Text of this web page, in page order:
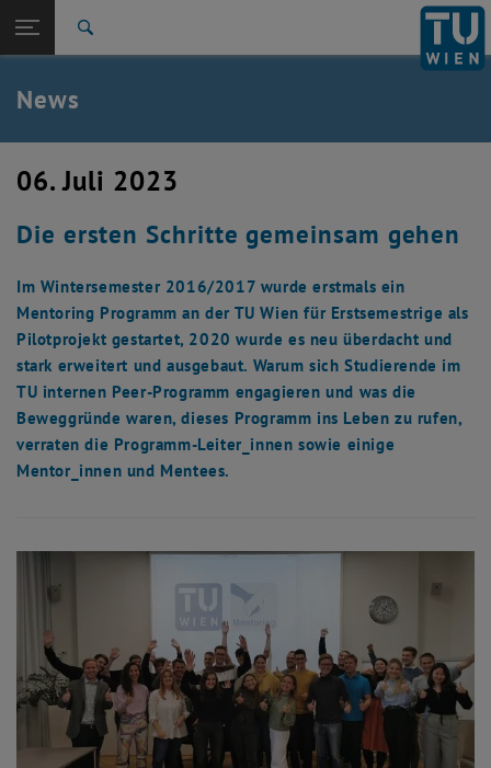
TU Login
Quicklinks
Quicklinks-Menü umschalten
Studium
Zurück: Subseiten von TU Wien auflisten
Zurück zur letzten Ebene:
TU Wien
Aktuelles
Mitteilungsblätter
, öffnet eine externe URL in einem neuen Fenster
Mitteilungsblätter
News
06. Juli 2023
Die ersten Schritte gemeinsam gehen
Im Wintersemester 2016/2017 wurde erstmals ein
Mentoring Programm an der TU Wien für Erstsemestrige als
Pilotprojekt gestartet, 2020 wurde es neu überdacht und
stark erweitert und ausgebaut. Warum sich Studierende im
TU internen Peer-Programm engagieren und was die
Beweggründe waren, dieses Programm ins Leben zu rufen,
verraten die Programm-Leiter_innen sowie einige
Mentor_innen und Mentees.